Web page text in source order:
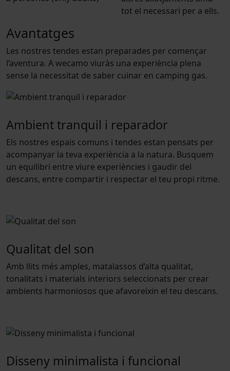
tot el necessari per a ells.
Avantatges
Les nostres tendes estan preparades per començar
l’aventura. A wecamo viuràs una experiència plena
sense la necessitat de saber cuinar en camping gas.
Ambient tranquil i reparador
Els nostres espais comuns i tendes estan pensats per
acompanyar la teva experiència a la natura. Busquem
un equilibri entre viure experiències i gaudir del
descans, entre compartir i respectar el teu propi ritme.
Qualitat del son
Amb llits més amples, matalassos d’alta qualitat,
tonalitats i materials interiors seleccionats per crear
ambients harmoniosos que afavoreixin el teu descans.
Disseny minimalista i funcional